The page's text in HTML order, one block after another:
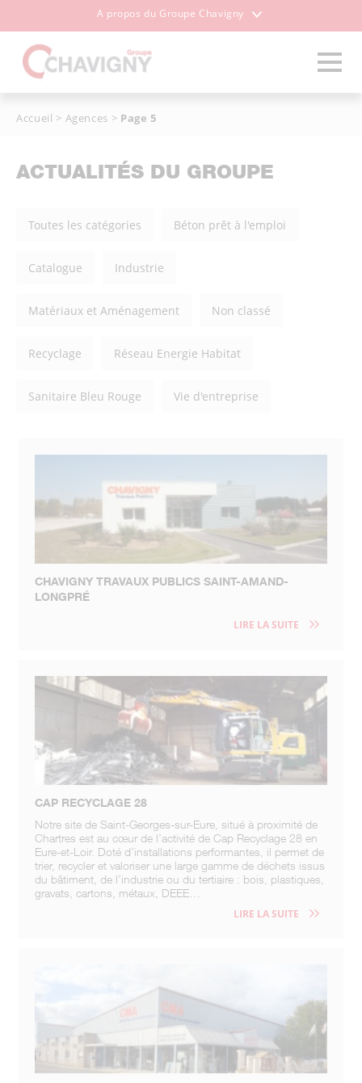
A propos du Groupe Chavigny
Accueil > Agences > Page 5
ACTUALITÉS DU GROUPE
Toutes les catégories Béton prêt à l'emploi
Catalogue Industrie
Matériaux et Aménagement Non classé
Recyclage Réseau Energie Habitat
Sanitaire Bleu Rouge Vie d'entreprise
CHAVIGNY TRAVAUX PUBLICS SAINT-AMAND-
LONGPRÉ
LIRE LA SUITE
CAP RECYCLAGE 28
Notre site de Saint-Georges-sur-Eure, situé à proximité de
Chartres est au cœur de l’activité de Cap Recyclage 28 en
Eure-et-Loir. Doté d’installations performantes, il permet de
trier, recycler et valoriser une large gamme de déchets issus
du bâtiment, de l’industrie ou du tertiaire : bois, plastiques,
gravats, cartons, métaux, DEEE…
LIRE LA SUITE